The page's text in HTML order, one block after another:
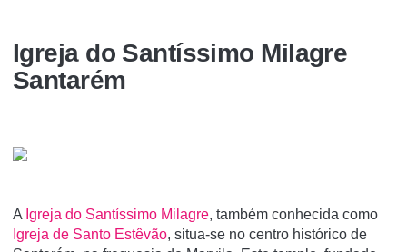
Igreja do Santí­ssimo Milagre
Santarém
A Igreja do Santí­ssimo Milagre, também conhecida como
Igreja de Santo Estêvão, situa-se no centro histórico de